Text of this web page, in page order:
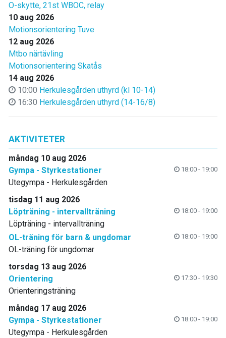
O-skytte, 21st WBOC, relay
10 aug 2026
Motionsorientering Tuve
12 aug 2026
Mtbo närtävling
Motionsorientering Skatås
14 aug 2026
10:00 Herkulesgården uthyrd (kl 10-14)
16:30 Herkulesgården uthyrd (14-16/8)
AKTIVITETER
måndag 10 aug 2026
Gympa - Styrkestationer
18:00 - 19:00
Utegympa - Herkulesgården
tisdag 11 aug 2026
Löpträning - intervallträning
18:00 - 19:00
Löpträning - intervallträning
OL-träning för barn & ungdomar
18:00 - 19:00
OL-träning för ungdomar
torsdag 13 aug 2026
Orientering
17:30 - 19:30
Orienteringsträning
måndag 17 aug 2026
Gympa - Styrkestationer
18:00 - 19:00
Utegympa - Herkulesgården